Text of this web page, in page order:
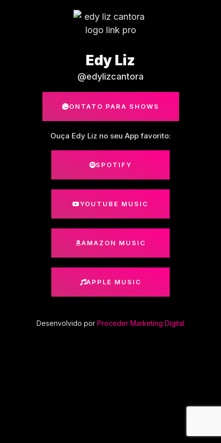
Edy Liz
@edylizcantora
CONTATO PARA SHOWS
Ouça Edy Liz no seu App favorito:
SPOTIFY
YOUTUBE MUSIC
AMAZON MUSIC
APPLE MUSIC
Desenvolvido por Proceder Marketing Digital